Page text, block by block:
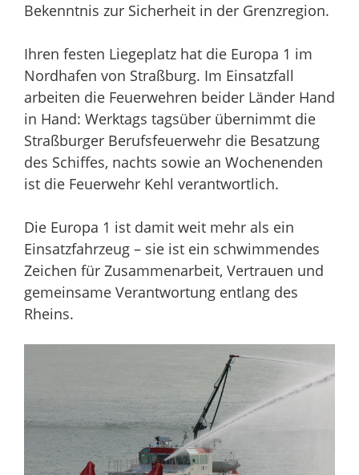
Bekenntnis zur Sicherheit in der Grenzregion.
Ihren festen Liegeplatz hat die Europa 1 im
Nordhafen von Straßburg. Im Einsatzfall
arbeiten die Feuerwehren beider Länder Hand
in Hand: Werktags tagsüber übernimmt die
Straßburger Berufsfeuerwehr die Besatzung
des Schiffes, nachts sowie an Wochenenden
ist die Feuerwehr Kehl verantwortlich.
Die Europa 1 ist damit weit mehr als ein
Einsatzfahrzeug – sie ist ein schwimmendes
Zeichen für Zusammenarbeit, Vertrauen und
gemeinsame Verantwortung entlang des
Rheins.